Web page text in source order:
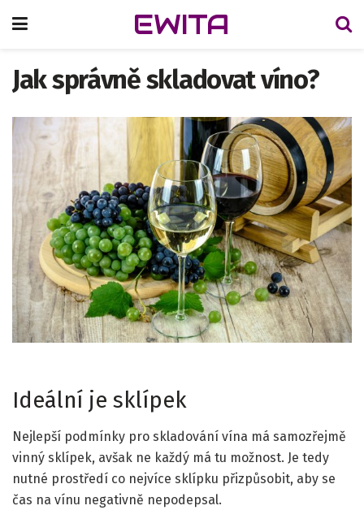
EWITA
Jak správně skladovat víno?
Ideální je sklípek
Nejlepší podmínky pro skladování vína má samozřejmě
vinný sklípek, avšak ne každý má tu možnost. Je tedy
nutné prostředí co nejvíce sklípku přizpůsobit, aby se
čas na vínu negativně nepodepsal.